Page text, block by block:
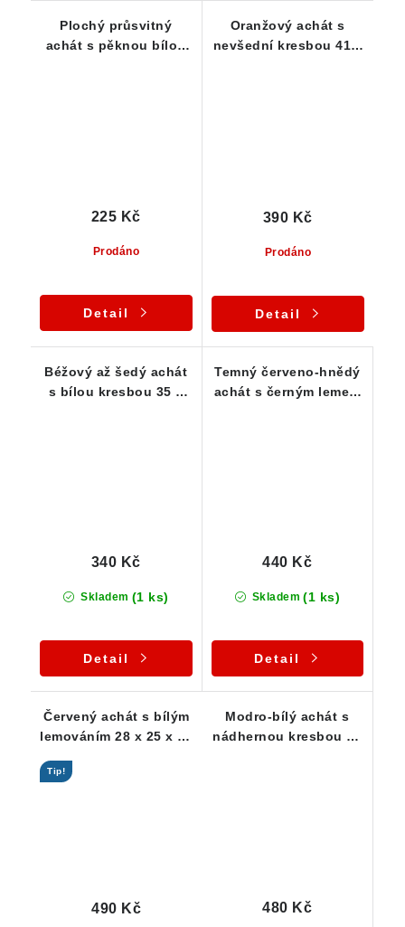
Plochý průsvitný
achát s pěknou bílou
Prodáno
225 Kč
Detail
Oranžový achát s
nevšední kresbou 41 x
Prodáno
390 Kč
Detail
Béžový až šedý achát
s bílou kresbou 35 x
Skladem (1 ks)
340 Kč
Detail
Temný červeno-hnědý
achát s černým lemem
Skladem (1 ks)
440 Kč
Detail
Červený achát s bílým
lemováním 28 x 25 x 17
Tip!
490 Kč
Modro-bílý achát s
nádhernou kresbou 35
480 Kč